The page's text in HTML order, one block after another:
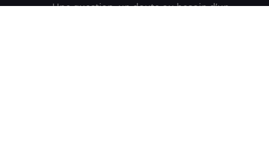
Une question, un doute ou besoin d’un